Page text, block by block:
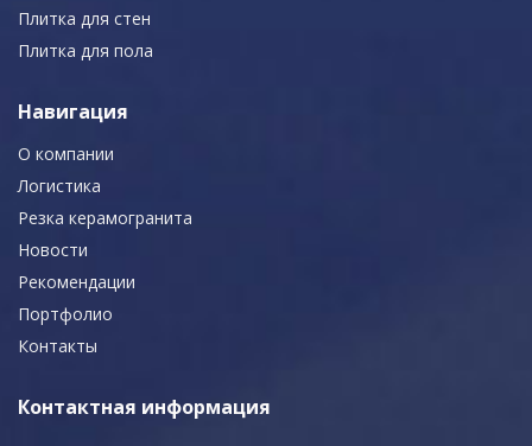
Плитка для стен
Плитка для пола
Навигация
О компании
Логистика
Резка керамогранита
Новости
Рекомендации
Портфолио
Контакты
Контактная информация